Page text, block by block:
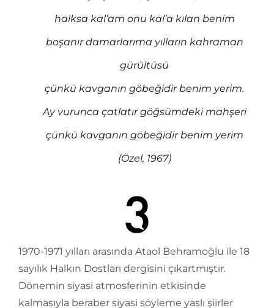
halksa kal’am onu kal’a kılan benim
boşanır damarlarıma yılların kahraman
gürültüsü
çünkü kavganın göbeğidir benim yerim.
Ay vurunca çatlatır göğsümdeki mahşeri
çünkü kavganın göbeğidir benim yerim
(Özel, 1967)
1970-1971 yılları arasında Ataol Behramoğlu ile 18
sayılık Halkın Dostları dergisini çıkartmıştır.
Dönemin siyasi atmosferinin etkisinde
kalmasıyla beraber siyasi söyleme yaslı şiirler